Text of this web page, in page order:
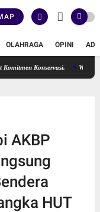
OLAHRAGA OPINI
Konservasi. Wakil
AKBP
HUT